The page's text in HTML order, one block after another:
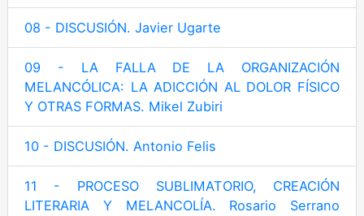
08 - DISCUSIÓN. Javier Ugarte
09 - LA FALLA DE LA ORGANIZACIÓN
MELANCÓLICA: LA ADICCIÓN AL DOLOR FÍSICO
Y OTRAS FORMAS. Mikel Zubiri
10 - DISCUSIÓN. Antonio Felis
11 - PROCESO SUBLIMATORIO, CREACIÓN
LITERARIA Y MELANCOLÍA. Rosario Serrano